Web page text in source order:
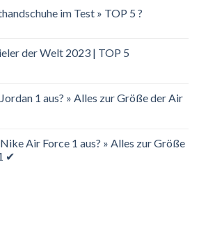
im Test » TOP 5 ?
der Welt 2023 | TOP 5
1 aus? » Alles zur Größe der Air
Air Force 1 aus? » Alles zur Größe
✔